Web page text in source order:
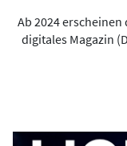
Ab 2024
digitales Magazin